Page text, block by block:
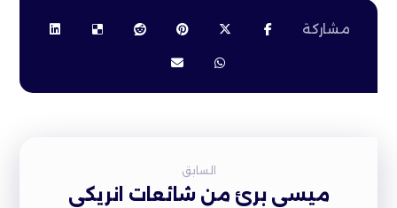
السابق
ميسي برئ من شائعات انريكي